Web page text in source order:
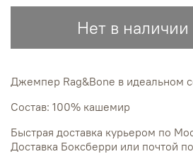
Нет в наличии
Джемпер Rag&Bone в идеальном
Состав: 100% кашемир
Быстрая доставка курьером по
Доставка Боксберри или почтой